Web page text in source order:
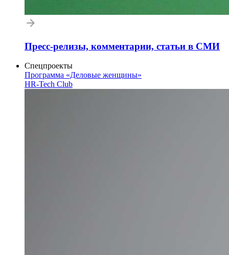
Пресс-релизы, комментарии, статьи в СМИ
Спецпроекты
Программа «Деловые женщины»
HR-Tech Club